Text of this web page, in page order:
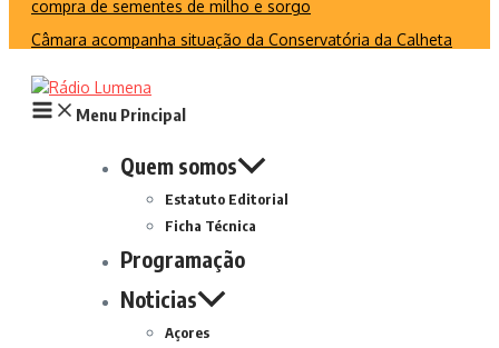
compra de sementes de milho e sorgo
Câmara acompanha situação da Conservatória da Calheta
Menu Principal
Quem somos
Estatuto Editorial
Ficha Técnica
Programação
Noticias
Açores